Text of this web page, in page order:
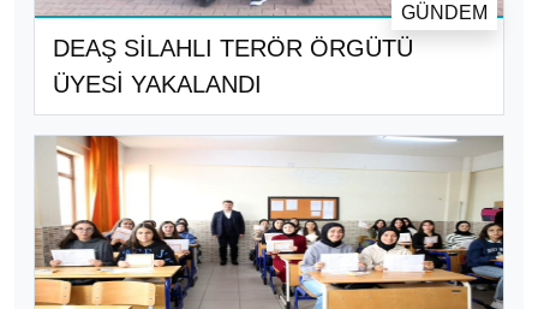
DEAŞ SİLAHLI TERÖR ÖRGÜTÜ
ÜYESİ YAKALANDI
GÜNDEM